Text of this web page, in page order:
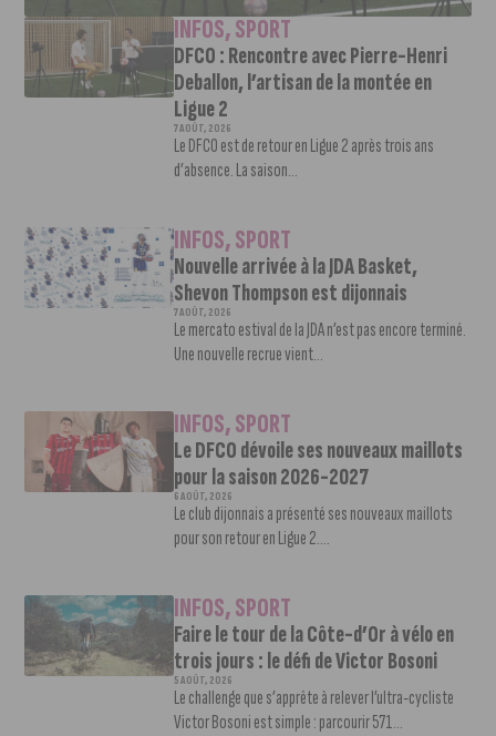
INFOS,SPORT
DFCO : Rencontre avec Pierre-Henri
Deballon, l’artisan de la montée en
Ligue 2
7 AOÛT, 2026
Le DFCO est de retour en Ligue 2 après trois ans
d’absence. La saison...
INFOS,SPORT
Nouvelle arrivée à la JDA Basket,
Shevon Thompson est dijonnais
7 AOÛT, 2026
Le mercato estival de la JDA n’est pas encore terminé.
Une nouvelle recrue vient...
INFOS,SPORT
Le DFCO dévoile ses nouveaux maillots
pour la saison 2026-2027
6 AOÛT, 2026
Le club dijonnais a présenté ses nouveaux maillots
pour son retour en Ligue 2....
INFOS,SPORT
Faire le tour de la Côte-d’Or à vélo en
trois jours : le défi de Victor Bosoni
5 AOÛT, 2026
Le challenge que s’apprête à relever l’ultra-cycliste
Victor Bosoni est simple : parcourir 571...